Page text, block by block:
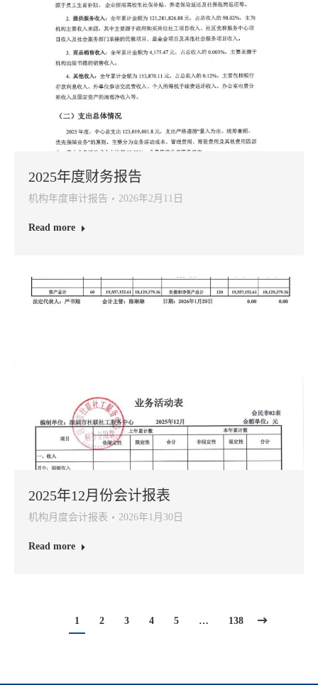
2025年度财务报告
机构年度审计报告 2026年2月11日
Read more
2025年12月份会计报表
机构月度会计报表 2026年1月30日
Read more
1 2 3 4 5 … 138